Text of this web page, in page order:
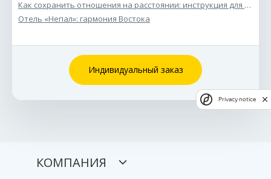
Как сохранить отношения на расстоянии: инструкция для мужчин и женщин
Отель «Непал»: гармония Востока
Индивидуальный заказ
КОМПАНИЯ
Privacy notice